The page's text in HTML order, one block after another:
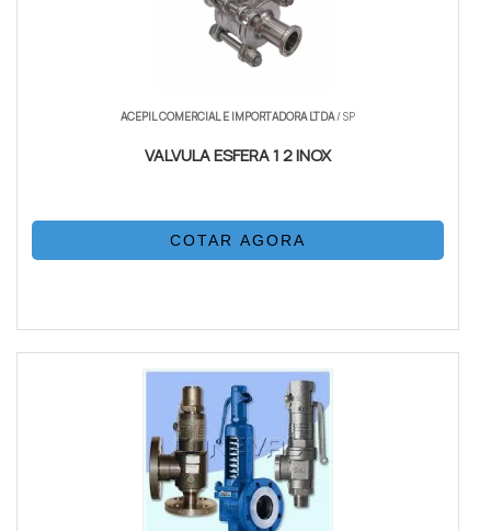
ACEPIL COMERCIAL E IMPORTADORA LTDA/ SP
VALVULA ESFERA 1 2 INOX
COTAR AGORA